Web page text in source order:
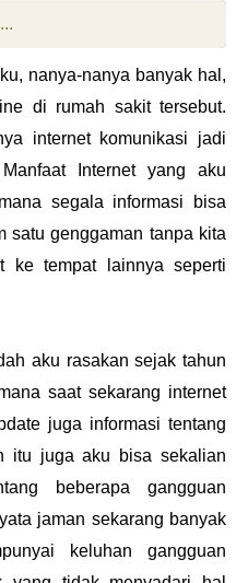
nanya-nanya banyak hal,
di rumah sakit tersebut.
internet komunikasi jadi
Internet yang aku
segala informasi bisa
satu genggaman tanpa kita
ke tempat lainnya seperti
aku rasakan sejak tahun
saat sekarang internet
juga informasi tentang
itu juga aku bisa sekalian
beberapa gangguan
jaman sekarang banyak
keluhan gangguan